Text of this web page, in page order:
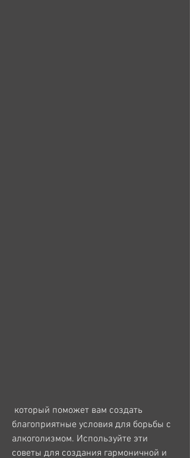
благоприятные условия для борьбы с
алкоголизмом. Используйте эти
советы для создания гармоничной и